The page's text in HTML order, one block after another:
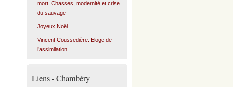
mort. Chasses, modernité et crise
du sauvage
Joyeux Noël.
Vincent Coussedière. Eloge de
l’assimilation
Liens - Chambéry